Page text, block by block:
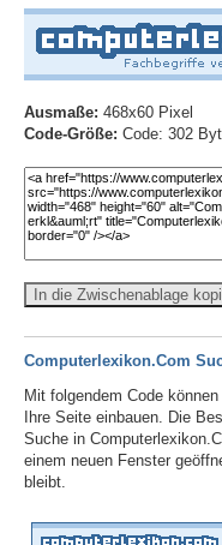
Ausmaße: 468x60 Pixel
Code-Größe: Code: 302
In die Zwischenablage
Computerlexikon.Com
Mit folgendem Code
Ihre Seite einbauen. Die
Suche in
einem neuen Fenster
bleibt.